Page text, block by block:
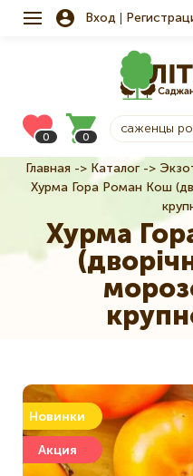
Вход
0 0
Строка
Главная Каталог
Хурма Гора Роман Кош
Хурма
Новинки
Акция